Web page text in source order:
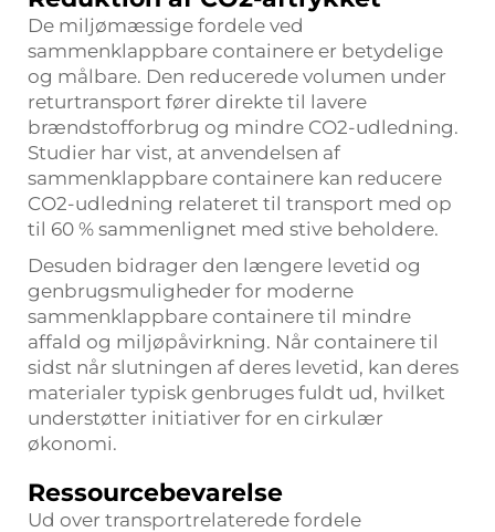
De miljømæssige fordele ved
sammenklappbare containere er betydelige
og målbare. Den reducerede volumen under
returtransport fører direkte til lavere
brændstofforbrug og mindre CO2-udledning.
Studier har vist, at anvendelsen af
sammenklappbare containere kan reducere
CO2-udledning relateret til transport med op
til 60 % sammenlignet med stive beholdere.
Desuden bidrager den længere levetid og
genbrugsmuligheder for moderne
sammenklappbare containere til mindre
affald og miljøpåvirkning. Når containere til
sidst når slutningen af deres levetid, kan deres
materialer typisk genbruges fuldt ud, hvilket
understøtter initiativer for en cirkulær
økonomi.
Ressourcebevarelse
Ud over transportrelaterede fordele